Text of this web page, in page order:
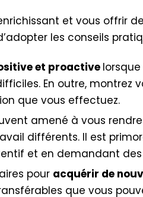
et vous offrir
les conseils
et proactive
En outre,
que vous effectuez.
amené à vous
différents. Il est
et en demandant
pour acquérir de
que vous